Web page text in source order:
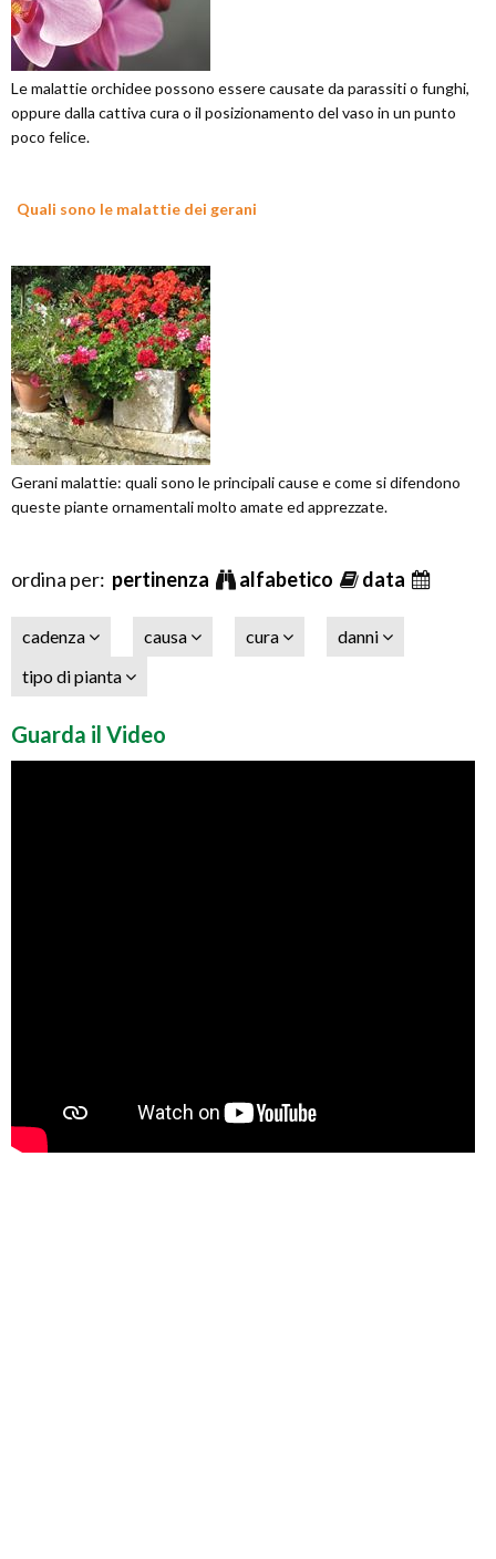
Le malattie orchidee possono essere causate da parassiti o funghi,
oppure dalla cattiva cura o il posizionamento del vaso in un punto
poco felice.
Quali sono le malattie dei gerani
Gerani malattie: quali sono le principali cause e come si difendono
queste piante ornamentali molto amate ed apprezzate.
ordina per: pertinenza alfabetico data
cadenza causa cura
danni
tipo di pianta
Guarda il Video